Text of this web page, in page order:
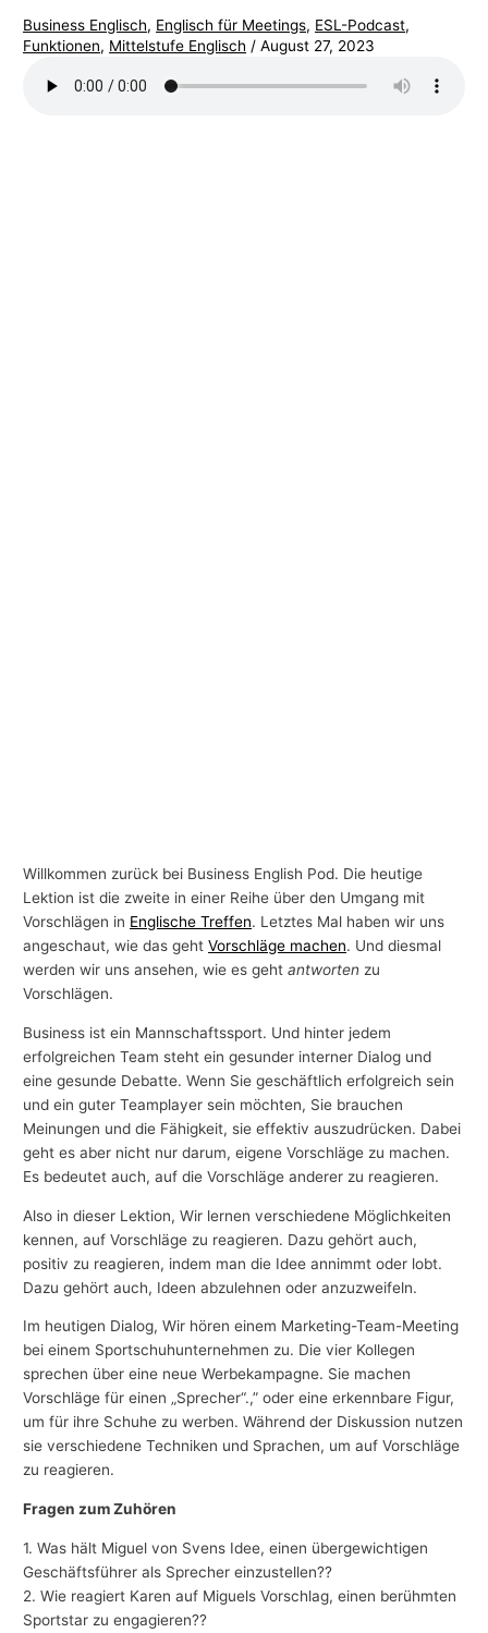
Business Englisch, Englisch für Meetings, ESL-Podcast,
Funktionen, Mittelstufe Englisch /August 27, 2023
Willkommen zurück bei Business English Pod. Die heutige
Lektion ist die zweite in einer Reihe über den Umgang mit
Vorschlägen in Englische Treffen. Letztes Mal haben wir uns
angeschaut, wie das gehtVorschläge machen. Und diesmal
werden wir uns ansehen, wie es gehtantworten zu
Vorschlägen.
Business ist ein Mannschaftssport. Und hinter jedem
erfolgreichen Team steht ein gesunder interner Dialog und
eine gesunde Debatte. Wenn Sie geschäftlich erfolgreich sein
und ein guter Teamplayer sein möchten, Sie brauchen
Meinungen und die Fähigkeit, sie effektiv auszudrücken. Dabei
geht es aber nicht nur darum, eigene Vorschläge zu machen.
Es bedeutet auch, auf die Vorschläge anderer zu reagieren.
Also in dieser Lektion, Wir lernen verschiedene Möglichkeiten
kennen, auf Vorschläge zu reagieren. Dazu gehört auch,
positiv zu reagieren, indem man die Idee annimmt oder lobt.
Dazu gehört auch, Ideen abzulehnen oder anzuzweifeln.
Im heutigen Dialog, Wir hören einem Marketing-Team-Meeting
bei einem Sportschuhunternehmen zu. Die vier Kollegen
sprechen über eine neue Werbekampagne. Sie machen
Vorschläge für einen „Sprecher“.,” oder eine erkennbare Figur,
um für ihre Schuhe zu werben. Während der Diskussion nutzen
sie verschiedene Techniken und Sprachen, um auf Vorschläge
zu reagieren.
Fragen zum Zuhören
1. Was hält Miguel von Svens Idee, einen übergewichtigen
Geschäftsführer als Sprecher einzustellen??
2. Wie reagiert Karen auf Miguels Vorschlag, einen berühmten
Sportstar zu engagieren??